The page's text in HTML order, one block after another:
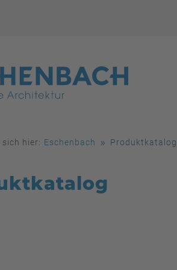
sich hier: Eschenbach Produktkatalog